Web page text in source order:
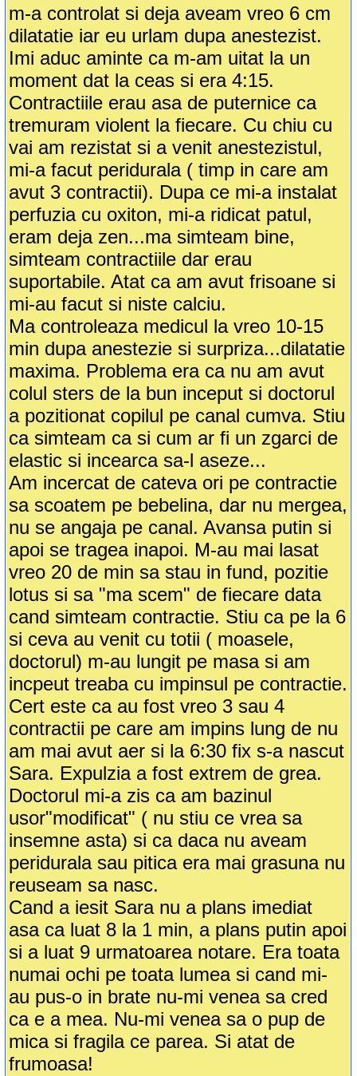
m-a controlat si deja aveam vreo 6 cm
dilatatie iar eu urlam dupa anestezist.
Imi aduc aminte ca m-am uitat la un
moment dat la ceas si era 4:15.
Contractiile erau asa de puternice ca
tremuram violent la fiecare. Cu chiu cu
vai am rezistat si a venit anestezistul,
mi-a facut peridurala ( timp in care am
avut 3 contractii). Dupa ce mi-a instalat
perfuzia cu oxiton, mi-a ridicat patul,
eram deja zen...ma simteam bine,
simteam contractiile dar erau
suportabile. Atat ca am avut frisoane si
mi-au facut si niste calciu.
Ma controleaza medicul la vreo 10-15
min dupa anestezie si surpriza...dilatatie
maxima. Problema era ca nu am avut
colul sters de la bun inceput si doctorul
a pozitionat copilul pe canal cumva. Stiu
ca simteam ca si cum ar fi un zgarci de
elastic si incearca sa-l aseze...
Am incercat de cateva ori pe contractie
sa scoatem pe bebelina, dar nu mergea,
nu se angaja pe canal. Avansa putin si
apoi se tragea inapoi. M-au mai lasat
vreo 20 de min sa stau in fund, pozitie
lotus si sa "ma scem" de fiecare data
cand simteam contractie. Stiu ca pe la 6
si ceva au venit cu totii ( moasele,
doctorul) m-au lungit pe masa si am
incpeut treaba cu impinsul pe contractie.
Cert este ca au fost vreo 3 sau 4
contractii pe care am impins lung de nu
am mai avut aer si la 6:30 fix s-a nascut
Sara. Expulzia a fost extrem de grea.
Doctorul mi-a zis ca am bazinul
usor"modificat" ( nu stiu ce vrea sa
insemne asta) si ca daca nu aveam
peridurala sau pitica era mai grasuna nu
reuseam sa nasc.
Cand a iesit Sara nu a plans imediat
asa ca luat 8 la 1 min, a plans putin apoi
si a luat 9 urmatoarea notare. Era toata
numai ochi pe toata lumea si cand mi-
au pus-o in brate nu-mi venea sa cred
ca e a mea. Nu-mi venea sa o pup de
mica si fragila ce parea. Si atat de
frumoasa!